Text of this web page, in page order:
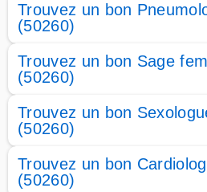
Trouvez un bon
(50260)
Trouvez un bon Sage
(50260)
Trouvez un bon
(50260)
Trouvez un bon
(50260)